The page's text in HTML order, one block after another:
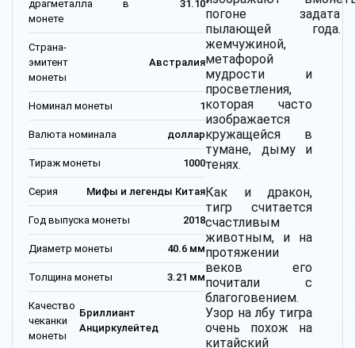
драгметалла в
монете
31.10
Страна-
эмитент
монеты
Австралия
Номинал монеты 1
Валюта номинала доллар
Тираж монеты 1000
Серия Мифы и легенды Китая
Год выпуска монеты 2018
Диаметр монеты 40.6 мм
Толщина монеты 3.21 мм
Качество
чеканки
монеты
Бриллиант
Анциркулейтед
погоне за
пылающей
жемчужиной,
метафорой
мудрости и
просветления,
которая часто
изображается
кружащейся в
тумане, дыму и
тенях.
Как и дракон,
тигр считается
счастливым
животным, и на
протяжении
веков его
почитали с
благоговением.
Узор на лбу тигра
очень похож на
китайский
дата
года.